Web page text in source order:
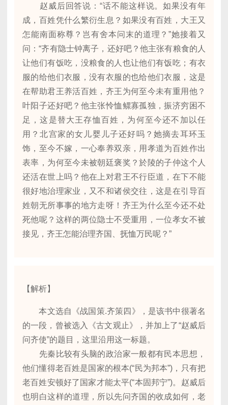
赵威后回答说：“话不能这样说。如果没有年
成，百姓凭什么繁衍生息？如果没有百姓，大王又
怎能南面称尊？岂有舍本问末的道理？”她接着又
问：“齐有隐士钟离子，还好吧？他主张有粮食的人
让他们有饭吃，没粮食的人也让他们有饭吃；有衣
服的给他们衣服，没有衣服的也给他们衣服，这是
在帮助君王养活百姓，齐王为何至今未有重用他？
叶阳子还好吧？他主张怜恤鳏寡孤独，振济穷困不
足，这是替大王存恤百姓，为何至今还不加以任
用？北宫家的女儿婴儿子还好吗？她摘去耳环玉
饰，至今不嫁，一心奉养双亲，用孝道为百姓作出
表率，为何至今未被朝廷褒奖？於陵的子仲这个人
还活在世上吗？他在上对君王不行臣道，在下不能
很好地治理家业，又不和诸侯交往，这是在引导百
姓朝无所事事的地方走呀！齐王为什么至今还不处
死他呢？这样的两位隐士不受重用，一位孝女不被
接见，齐王怎能治理齐国、抚恤万民呢？”
【解析】
本文选自《战国策.齐策四》，是该书中很著名
的一段，曾被选入《古文观止》，并加上了“赵威后
问齐使”的题目，这里沿用这一标题。
先秦比较有头脑的政治家一般都有民本思想，
他们懂得老百姓是国家的根本(“民为邦本”)，只有把
老百姓安顿好了国家才能太平(“本固邦宁”)。赵威后
也明白这样的道理，所以先问齐国的收成如何，老